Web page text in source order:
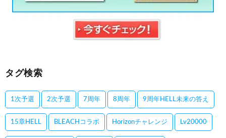
タグ検索
1次予選 2次予選 7周年 8周年 9周年HELL未来の答え
15章HELL BLEACHコラボ Horizonチャレンジ Lv20000